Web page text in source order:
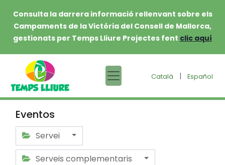
Consulta la darrera informació rellenvant sobre els
Campaments de la Victòria del Consell de Mallorca,
gestionats per Temps Lliure Projectes fent clic aquí
Català | Español
Eventos
Servei
Serveis complementaris